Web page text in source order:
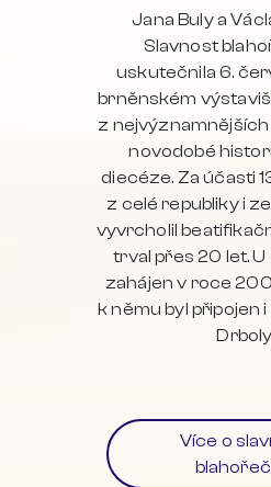
Jana Buly a
Slavnost
uskutečnila 6.
brněnském
z
novodobé
diecéze. Za účasti
z celé republiky i
vyvrcholil
trval přes 20 let. U
zahájen v roce
k němu byl připojen
Více o